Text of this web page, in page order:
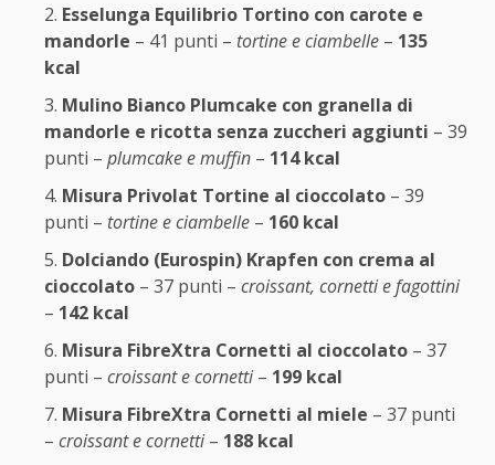
Esselunga Equilibrio Tortino con carote e
mandorle – 41 punti – tortine e ciambelle – 135
kcal
Mulino Bianco Plumcake con granella di
mandorle e ricotta senza zuccheri aggiunti – 39
punti – plumcake e muffin – 114 kcal
Misura Privolat Tortine al cioccolato – 39
punti – tortine e ciambelle – 160 kcal
Dolciando (Eurospin) Krapfen con crema al
cioccolato – 37 punti – croissant, cornetti e fagottini
– 142 kcal
Misura FibreXtra Cornetti al cioccolato – 37
punti – croissant e cornetti– 199 kcal
Misura FibreXtra Cornetti al miele – 37 punti
– croissant e cornetti– 188 kcal